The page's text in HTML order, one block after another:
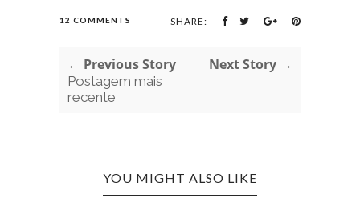
12 COMMENTS SHARE:
← Previous Story
Postagem mais
recente
Next Story →
YOU MIGHT ALSO LIKE